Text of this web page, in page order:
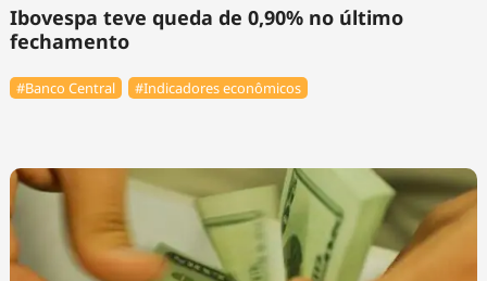
Ibovespa teve queda de 0,90% no último
fechamento
#Banco Central #Indicadores econômicos